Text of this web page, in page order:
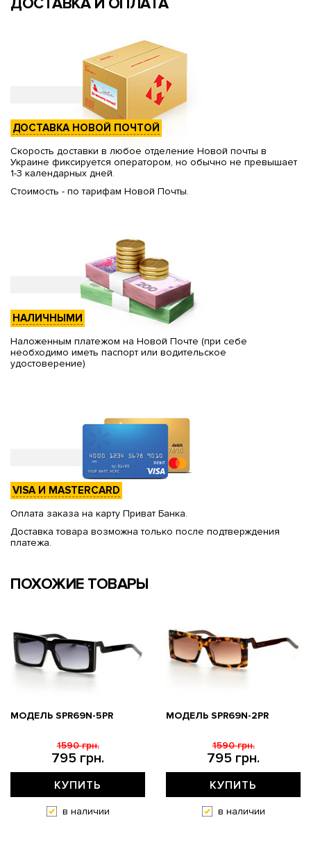
ДОСТАВКА И ОПЛАТА
ДОСТАВКА НОВОЙ ПОЧТОЙ
Скорость доставки в любое отделение Новой почты в
Украине фиксируется оператором, но обычно не превышает
1-3 календарных дней.
Стоимость - по тарифам Новой Почты.
НАЛИЧНЫМИ
Наложенным платежом на Новой Почте (при себе
необходимо иметь паспорт или водительское
удостоверение)
VISA И MASTERCARD
Оплата заказа на карту Приват Банка.
Доставка товара возможна только после подтверждения
платежа.
ПОХОЖИЕ ТОВАРЫ
МОДЕЛЬ SPR69N-5PR
795 грн.
1590 грн.
КУПИТЬ
в наличии
МОДЕЛЬ SPR69N-2PR
795 грн.
1590 грн.
КУПИТЬ
в наличии